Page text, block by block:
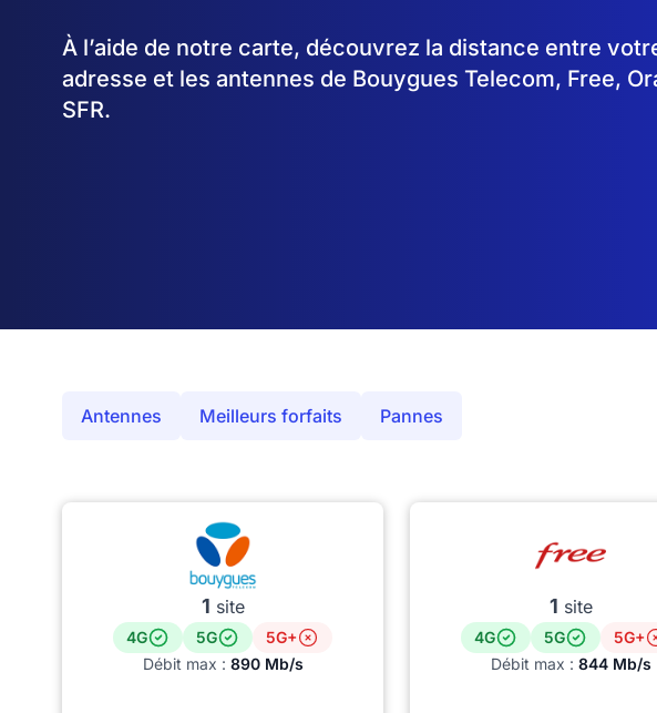
À l’aide de notre carte, découvrez la distance entre
adresse et les antennes de Bouygues Telecom, Free,
SFR.
Antennes Meilleurs forfaits Pannes
1 site
4G 5G
5G+
Débit max : 890 Mb/s
1 site
4G 5G
5G+
Débit max : 844 Mb/s